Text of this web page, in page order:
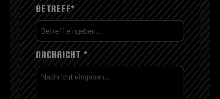
BETREFF*
NACHRICHT *